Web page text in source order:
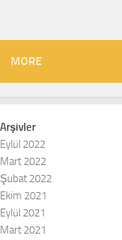
MORE
Arşivler
Eylül 2022
Mart 2022
Şubat 2022
Ekim 2021
Eylül 2021
Mart 2021